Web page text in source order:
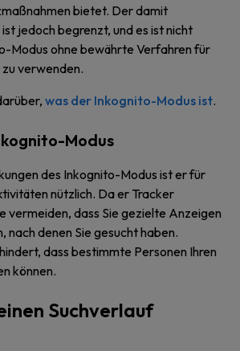
bietet. Der damit
jedoch begrenzt, und es ist nicht
Modus ohne bewährte Verfahren für
verwenden.
was der Inkognito-Modus ist.
Modus
des Inkognito-Modus ist er für
nützlich. Da er Tracker
vermeiden, dass Sie gezielte Anzeigen
nach denen Sie gesucht haben.
dass bestimmte Personen Ihren
können.
Suchverlauf